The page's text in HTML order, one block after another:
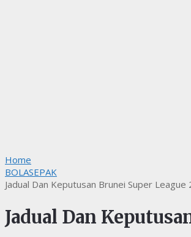
Home
BOLASEPAK
Jadual Dan Keputusan Brunei Super League
Jadual Dan